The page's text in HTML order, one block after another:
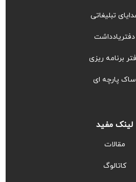
تبلیغاتی
دفتریادداشت
برنامه ریزی
ساک پارچه ای
لینک مفید
مقالات
کاتالوگ